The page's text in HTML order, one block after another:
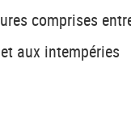
comprises
aux intempéries